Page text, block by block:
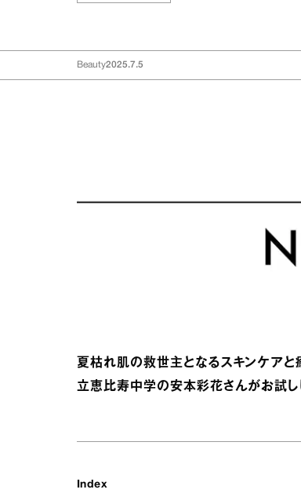
Beauty2025.7.5
夏枯れ肌の救世主となるスキンケアと
立恵比寿中学の安本彩花さんがお試し
Index